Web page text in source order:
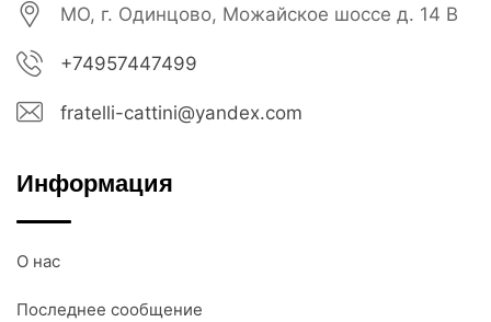
МО, г. Одинцово, Можайское шоссе д. 14 В
+74957447499
fratelli-cattini@yandex.com
Информация
О нас
Последнее сообщение